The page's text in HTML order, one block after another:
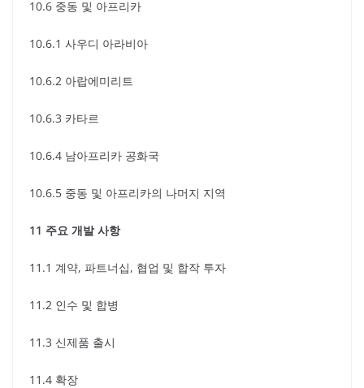
10.6 중동 및 아프리카
10.6.1 사우디 아라비아
10.6.2 아랍에미리트
10.6.3 카타르
10.6.4 남아프리카 공화국
10.6.5 중동 및 아프리카의 나머지 지역
11 주요 개발 사항
11.1 계약, 파트너십, 협업 및 합작 투자
11.2 인수 및 합병
11.3 신제품 출시
11.4 확장